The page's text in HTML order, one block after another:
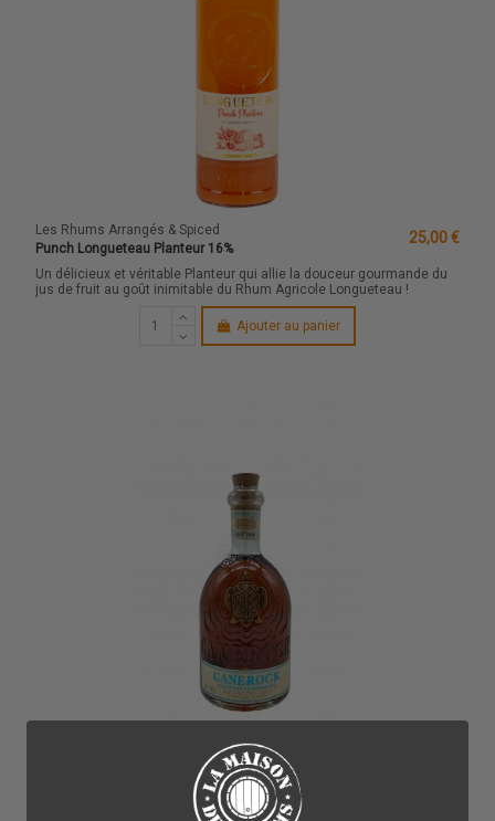
Les Rhums Arrangés & Spiced
Punch Longueteau Planteur 16%
25,00 €
Un délicieux et véritable Planteur qui allie la douceur gourmande du
jus de fruit au goût inimitable du Rhum Agricole Longueteau !
Ajouter au panier
Les Rhums Arrangés & Spiced
Rhum Canerock Spiced 40%
Ce Rhum Canerock est un Rhum épicé gourmand et original !